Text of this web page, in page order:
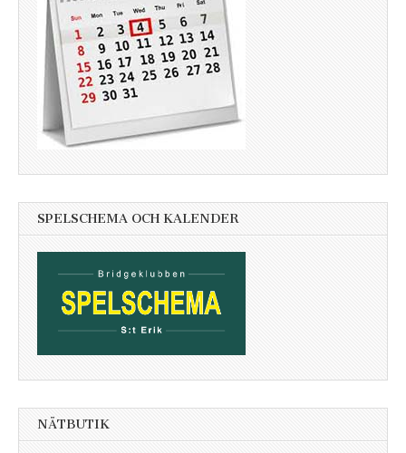
SPELSCHEMA OCH KALENDER
NÄTBUTIK